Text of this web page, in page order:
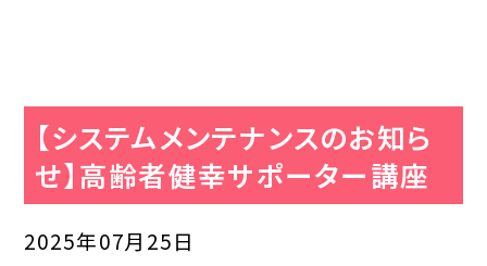
資格取得の流れ
2級通学講座
講座スケジュール
【システムメンテナンスのお知ら
せ】高齢者健幸サポーター講座
2025年07月25日